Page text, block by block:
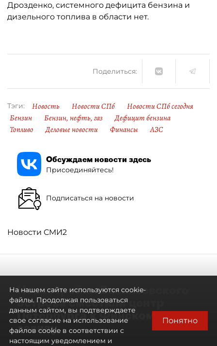
Дрозденко, системного дефицита бензина и
дизельного топлива в области нет.
Поделиться:
Тэги: Новость Новости СПб
Новости СПб сегодня
Бензин
Бензин, нефть, газ
Дефицит бензина
Топливо
Деловые новости Финансы АЗС
Обсуждаем новости здесь
Присоединяйтесь!
Подписаться на новости
Новости СМИ2
Новостройки Васильевского
острова сместили центр
Петербурга к Финскому
заливу
На нашем сайте используются cookie-
файлы. Продолжая пользоваться
данным сайтом, вы подтверждаете
свое согласие на использование
файлов cookie в соответствии с
настоящим уведомлением и
Понятно